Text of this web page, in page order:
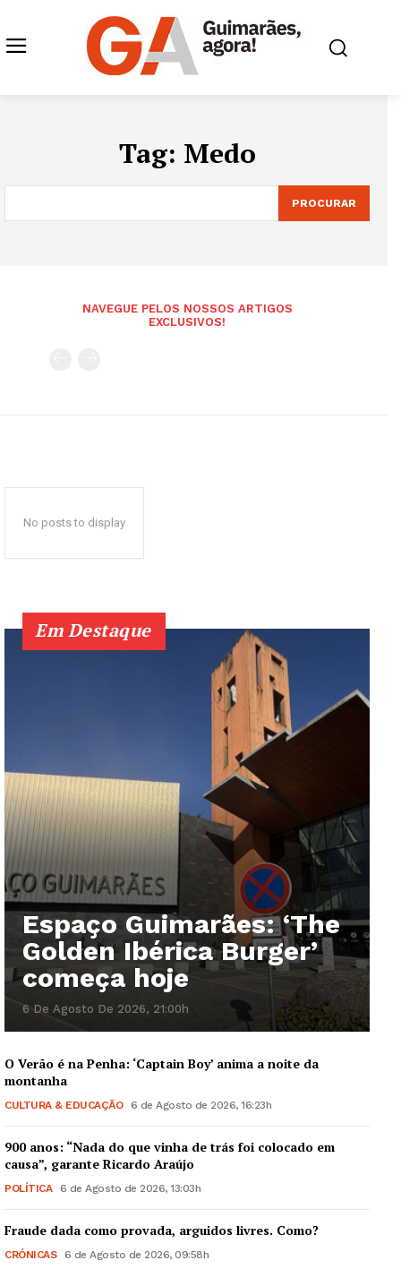
Tag: Medo
PROCURAR
NAVEGUE PELOS NOSSOS ARTIGOS
EXCLUSIVOS!
No posts to display
Em Destaque
Espaço Guimarães: ‘The
Golden Ibérica Burger’
começa hoje
6 De Agosto De 2026, 21:00h
O Verão é na Penha: ‘Captain Boy’ anima a noite da
montanha
CULTURA & EDUCAÇÃO 6 de Agosto de 2026, 16:23h
900 anos: “Nada do que vinha de trás foi colocado em
causa”, garante Ricardo Araújo
POLÍTICA 6 de Agosto de 2026, 13:03h
Fraude dada como provada, arguidos livres. Como?
CRÓNICAS 6 de Agosto de 2026, 09:58h